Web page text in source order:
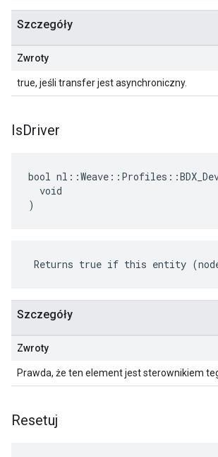
Szczegóły
Zwroty
true, jeśli transfer jest asynchroniczny.
IsDriver
bool
  void
)
Returns true if this entity
Szczegóły
Zwroty
Prawda, że ten element jest sterownikiem
Resetuj